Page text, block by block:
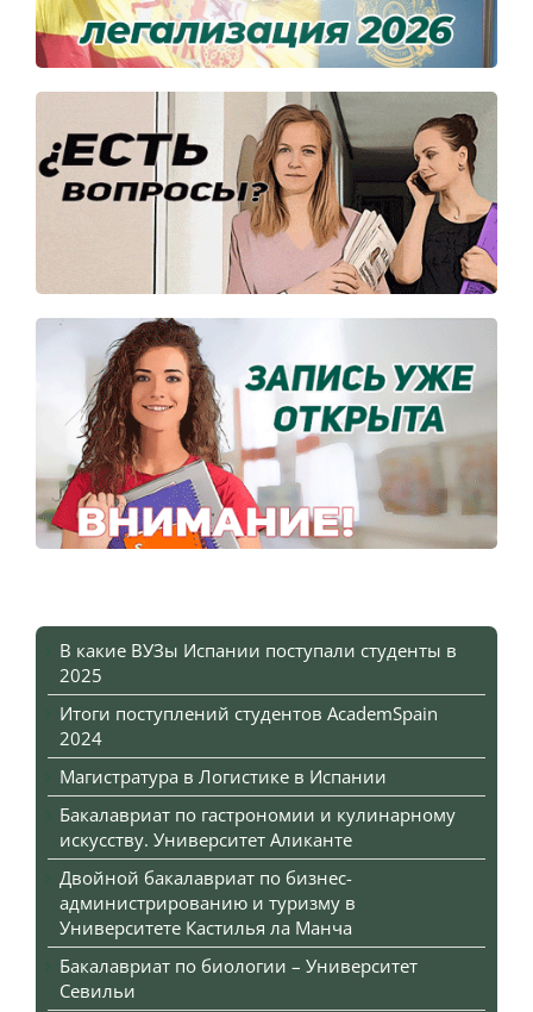
В какие ВУЗы Испании поступали студенты в
2025
Итоги поступлений студентов AcademSpain
2024
Магистратура в Логистике в Испании
Бакалавриат по гастрономии и кулинарному
искусству. Университет Аликанте
Двойной бакалавриат по бизнес-
администрированию и туризму в
Университете Кастилья ла Манча
Бакалавриат по биологии – Университет
Севильи